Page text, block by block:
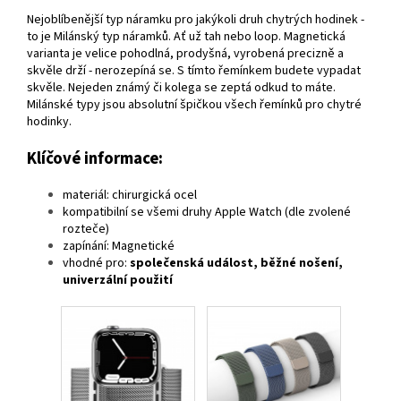
Nejoblíbenější typ náramku pro jakýkoli druh chytrých hodinek -
to je Milánský typ náramků. Ať už tah nebo loop. Magnetická
varianta je velice pohodlná, prodyšná, vyrobená precizně a
skvěle drží - nerozepíná se. S tímto řemínkem budete vypadat
skvěle. Nejeden známý či kolega se zeptá odkud to máte.
Milánské typy jsou absolutní špičkou všech řemínků pro chytré
hodinky.
Klíčové informace:
materiál: chirurgická ocel
kompatibilní se všemi druhy Apple Watch (dle zvolené
rozteče)
zapínání: Magnetické
vhodné pro: společenská událost, běžné nošení,
univerzální použití